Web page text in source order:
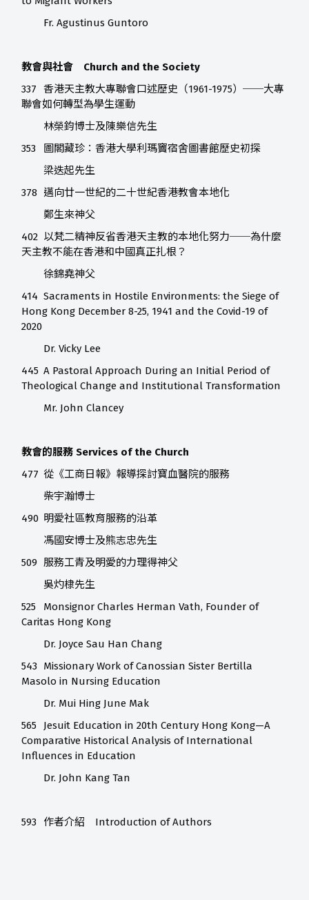
Fr. Agustinus Guntoro
教會與社會 Church and the Society
337
香港天主教大專聯會口述歷史（1961-1975）──大專
聯會如何轉型為學生運動
林榮鈞博士及陳樂信先生
353
圖閣藏珍：香港大學利瑪竇宿舍圖書館歷史初探
梁迭起先生
378 邁向廿一世紀的二十世紀香港教會本地化
鄭生來神父
402 以梵二精神反省香港天主教的本地化努力──為什麼
天主教不能在香港和中國真正扎根？
徐錦堯神父
414 Sacraments in Hostile Environments: the Siege of
Hong Kong December 8-25, 1941 and the Covid-19 of
2020
Dr. Vicky Lee
445 A Pastoral Approach During an Initial Period of
Theological Change and Institutional Transformation
Mr. John Clancey
教會的服務 Services of the Church
477 從《工商日報》報導探討寶血醫院的服務
柴宇瀚博士
490 明愛社區教育服務的沿革
馮國安博士及熊志忠先生
509 服務工青及明愛的力理得神父
吳灼棣先生
525
Monsignor Charles Herman Vath, Founder of
Caritas Hong Kong
Dr. Joyce Sau Han Chang
543 Missionary Work of Canossian Sister Bertilla
Masolo in Nursing Education
Dr. Mui Hing June Mak
565
Jesuit Education in 20th Century Hong Kong—A
Comparative Historical Analysis of International
Influences in Education
Dr. John Kang Tan
593 作者介紹 Introduction of Authors